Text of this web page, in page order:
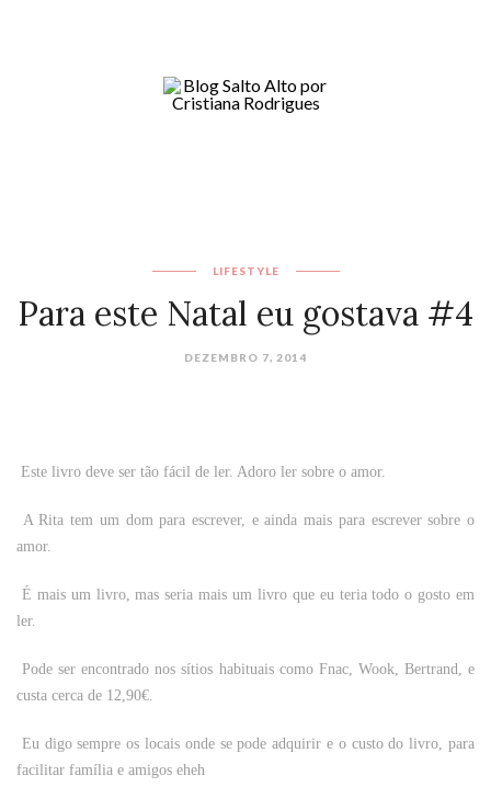
LIFESTYLE
Para este Natal eu gostava #4
DEZEMBRO 7, 2014
Este livro deve ser tão fácil de ler. Adoro ler sobre o amor.
A Rita tem um dom para escrever, e ainda mais para escrever sobre o
amor.
É mais um livro, mas seria mais um livro que eu teria todo o gosto em
ler.
Pode ser encontrado nos sítios habituais como Fnac, Wook, Bertrand, e
custa cerca de 12,90€.
Eu digo sempre os locais onde se pode adquirir e o custo do livro, para
facilitar família e amigos eheh